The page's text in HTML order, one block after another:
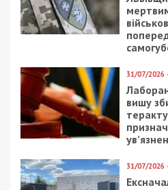
Следующая статья:
Продуктовий вантаж,
допомога від Дніпра
СУСПІЛЬСТВО